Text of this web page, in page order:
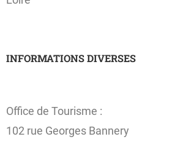
INFORMATIONS DIVERSES
Office de Tourisme :
102 rue Georges Bannery